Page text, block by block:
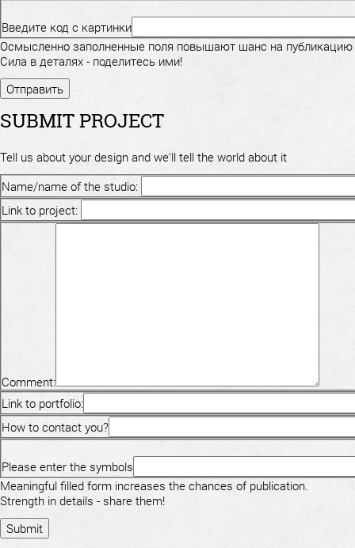
Введите код с картинки
Осмысленно заполненные поля повышают шанс на публикацию
Сила в деталях - поделитесь ими!
SUBMIT PROJECT
Tell us about your design and we'll tell the world about it
Name/name of the studio:
Link to project:
Comment:
Link to portfolio:
How to contact you?
Please enter the symbols
Meaningful filled form increases the chances of publication.
Strength in details - share them!